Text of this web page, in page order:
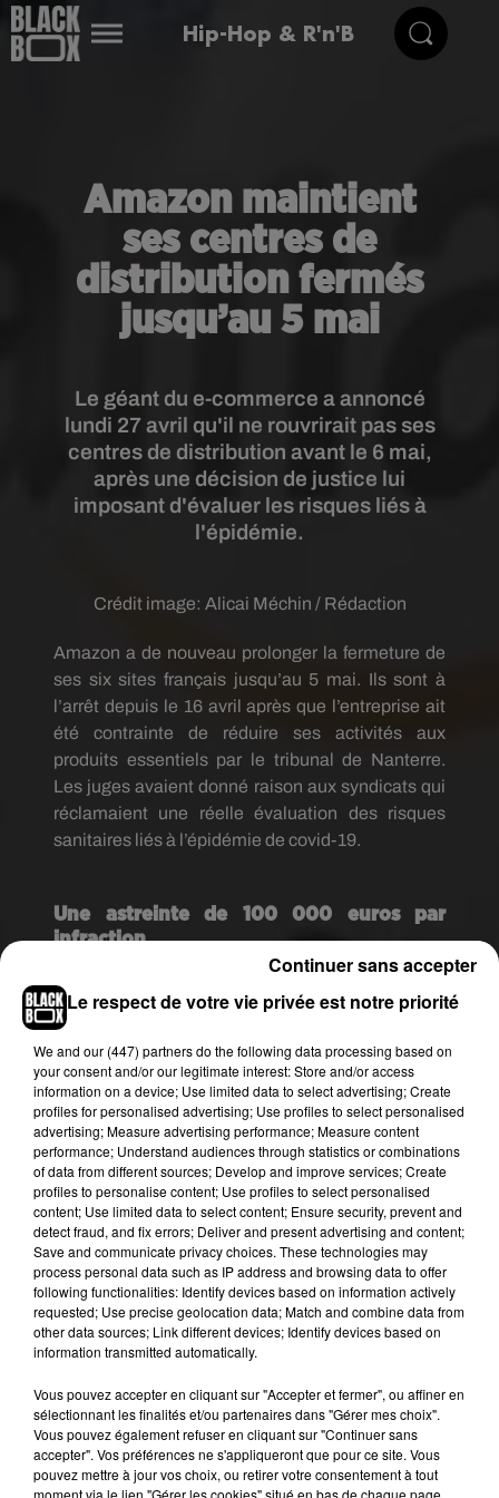
Hip-Hop & R'n'B
Amazon maintient
ses centres de
distribution fermés
jusqu’au 5 mai
Le géant du e-commerce a annoncé
lundi 27 avril qu'il ne rouvrirait pas ses
centres de distribution avant le 6 mai,
après une décision de justice lui
imposant d'évaluer les risques liés à
l'épidémie.
Crédit image: Alicai Méchin / Rédaction
Amazon a de nouveau prolonger la fermeture de
ses six sites français jusqu’au 5 mai. Ils sont à
l’arrêt depuis le 16 avril après que l’entreprise ait
été contrainte de réduire ses activités aux
produits essentiels par le tribunal de Nanterre.
Les juges avaient donné raison aux syndicats qui
réclamaient une réelle évaluation des risques
sanitaires liés à l’épidémie de covid-19.
Une astreinte de 100 000 euros par
infraction
Vendredi dernier, la décision a été confirmée par la
cour d’appel de Versailles. Le tribunal a précisé et
élargi la liste des produits que la firme peut
continuer à livrer dans l’attente de cette
évaluation et a fixé une astreinte de 100 000 euros
par infraction constatée. Dans un communiqué,
Amazon estime que«l’astreinte pourrait
impliquer que même un taux infime de traitement
accidentel de produits non-autorisés, de l’ordre de
0,1%, pourrait entraîner une pénalité de plus d'un
milliard d'euros par semaine ».
En conséquence, le géant de la distribution, qui
dénonce des manœuvres syndicales, a décidé de
suspendre son activité jusqu’au 5 mai. Des
réclamer la réouverture des centres de
distributions. Ce mardi, 16530 personnes
l’avaient signée.
Le respect de votre vie privée est notre priorité
We and our (447) partnersdo the following data processing based on
your consent and/or our legitimate interest: Store and/or access
information on a device; Use limited data to select advertising; Create
profiles for personalised advertising; Use profiles to select personalised
advertising; Measure advertising performance; Measure content
performance; Understand audiences through statistics or combinations
of data from different sources; Develop and improve services; Create
profiles to personalise content; Use profiles to select personalised
content; Use limited data to select content; Ensure security, prevent and
detect fraud, and fix errors; Deliver and present advertising and content;
Save and communicate privacy choices. These technologies may
process personal data such as IP address and browsing data to offer
following functionalities: Identify devices based on information actively
requested; Use precise geolocation data; Match and combine data from
other data sources; Link different devices; Identify devices based on
information transmitted automatically.
Vous pouvez accepter en cliquant sur "Accepter et fermer", ou affiner en
sélectionnant les finalités et/ou partenaires dans "Gérer mes choix".
Vous pouvez également refuser en cliquant sur "Continuer sans
accepter". Vos préférences ne s'appliqueront que pour ce site. Vous
pouvez mettre à jour vos choix, ou retirer votre consentement à tout
moment via le lien "Gérer les cookies" situé en bas de chaque page.
Continuer sans accepter